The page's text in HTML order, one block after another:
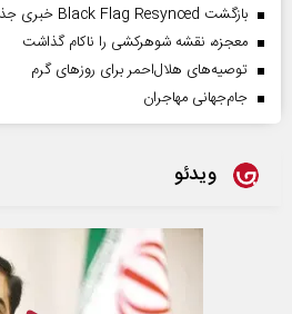
بازگشت Black Flag Resynced خبری جذاب برای دوستداران بازی
معجزه، نقشه شوهرکشی را ناکام گذاشت
توصیه‌های هلال‌احمر برای روز‌های گرم
جام‌جهانی مهاجران
ویدئو